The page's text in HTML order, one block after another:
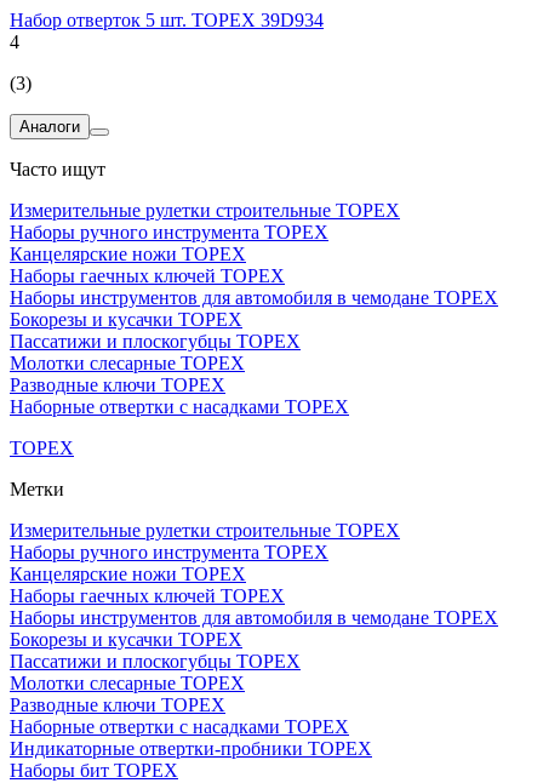
Набор отверток 5 шт. TOPEX 39D934
4
(3)
Аналоги
Часто ищут
Измерительные рулетки строительные TOPEX
Наборы ручного инструмента TOPEX
Канцелярские ножи TOPEX
Наборы гаечных ключей TOPEX
Наборы инструментов для автомобиля в чемодане TOPEX
Бокорезы и кусачки TOPEX
Пассатижи и плоскогубцы TOPEX
Молотки слесарные TOPEX
Разводные ключи TOPEX
Наборные отвертки с насадками TOPEX
TOPEX
Метки
Измерительные рулетки строительные TOPEX
Наборы ручного инструмента TOPEX
Канцелярские ножи TOPEX
Наборы гаечных ключей TOPEX
Наборы инструментов для автомобиля в чемодане TOPEX
Бокорезы и кусачки TOPEX
Пассатижи и плоскогубцы TOPEX
Молотки слесарные TOPEX
Разводные ключи TOPEX
Наборные отвертки с насадками TOPEX
Индикаторные отвертки-пробники TOPEX
Наборы бит TOPEX